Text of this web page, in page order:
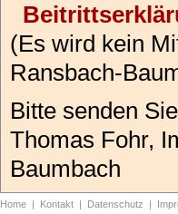
(Es wird kein
Ransbach-
Bitte senden
Thomas Fohr,
Baumbach
Home| Kontakt| Datenschutz |